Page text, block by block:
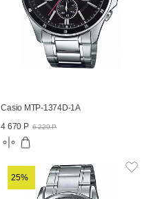
Casio MTP-1374D-1A
4 670 Р 6 229 Р
25%